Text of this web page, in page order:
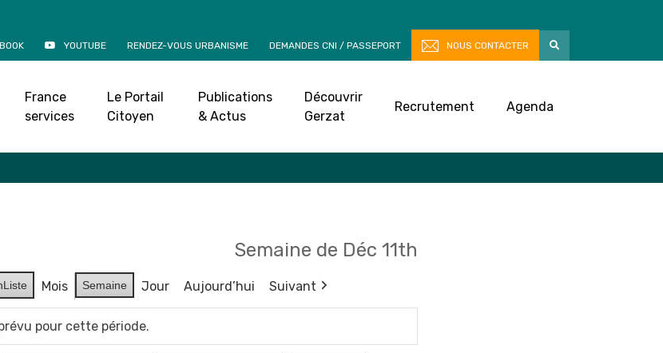
YOUTUBE RENDEZ-VOUS URBANISME DEMANDES CNI / PASSEPORT NOUS CONTACTER
France
services
Le Portail
Citoyen
Publications
& Actus
Découvrir
Gerzat
Recrutement Agenda
Accueil»Agenda
Semaine de Déc 11th
Liste Mois Semaine Jour Aujourd’hui Suivant
pour cette période.